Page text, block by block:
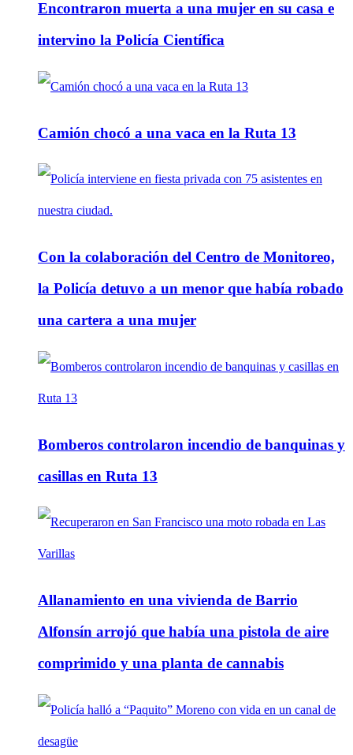
Encontraron muerta a una mujer en su casa e
intervino la Policía Científica
Camión chocó a una vaca en la Ruta 13
Con la colaboración del Centro de Monitoreo,
la Policía detuvo a un menor que había robado
una cartera a una mujer
Bomberos controlaron incendio de banquinas y
casillas en Ruta 13
Allanamiento en una vivienda de Barrio
Alfonsín arrojó que había una pistola de aire
comprimido y una planta de cannabis